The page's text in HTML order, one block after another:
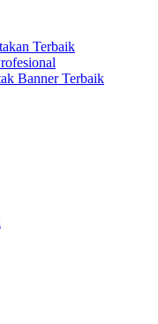
Terbaik
Banner Terbaik